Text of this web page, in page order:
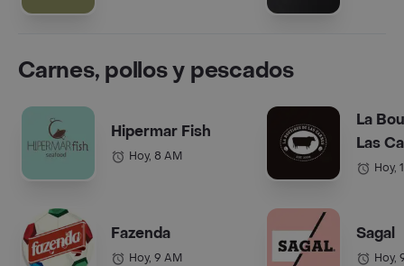
Carnes, pollos y pescados
Hipermar Fish
Hoy, 8 AM
Fazenda
Hoy, 9 AM
La
Las
Hoy,
Sagal
Hoy,